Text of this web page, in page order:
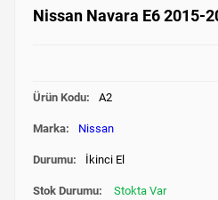
Nissan Navara E6 2015-
Ürün Kodu: A2
Marka: Nissan
Durumu: İkinci El
Stok Durumu: Stokta Var